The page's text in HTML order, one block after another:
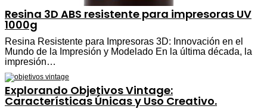
Resina 3D ABS resistente para impresoras UV
1000g
Resina Resistente para Impresoras 3D: Innovación en el
Mundo de la Impresión y Modelado En la última década, la
impresión…
Explorando Objetivos Vintage:
Características Únicas y Uso Creativo.